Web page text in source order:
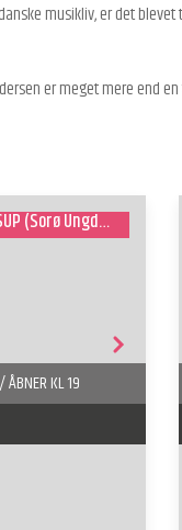
musikliv, er det
er meget mere end
I samarbejde med SUP (Sorø UngdomsProjekt)
ÅBNER KL 19